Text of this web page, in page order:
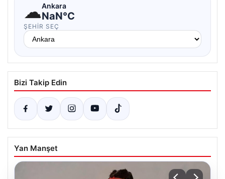
☁Ankara
NaN°C
ŞEHIR SEÇ
Bizi Takip Edin
Yan Manşet